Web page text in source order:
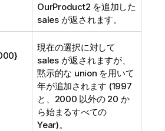
OurProduct2 を追加した
sales が返されます。
現在の選択に対して
sales が返されますが、
黙示的な union を用いて
年が追加されます (1997
と、2000 以外の 20 か
ら始まるすべての
Year)。